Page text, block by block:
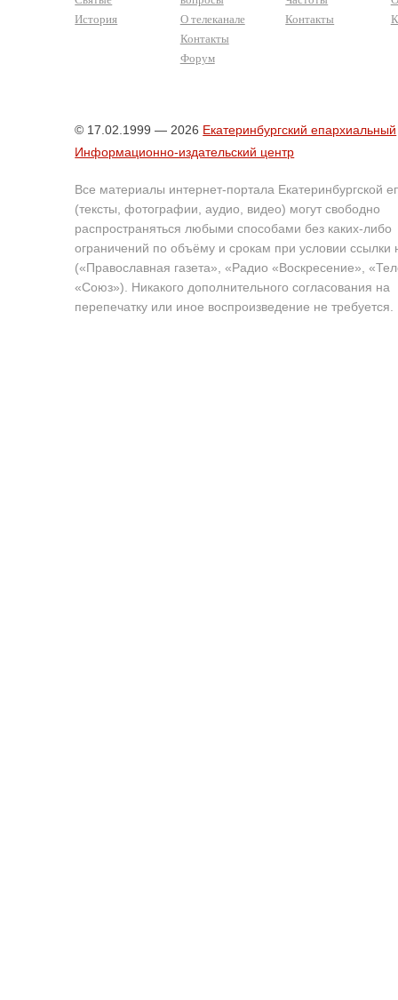
История
О телеканале
Контакты
Форум
Контакты
© 17.02.1999 — 2026 Екатеринбургский епархиальный
Информационно-издательский центр
Все материалы интернет-портала Екатеринбургской
(тексты, фотографии, аудио, видео) могут свободно
распространяться любыми способами без каких-либо
ограничений по объёму и срокам при условии ссылки
(«Православная газета», «Радио «Воскресение»,
«Союз»). Никакого дополнительного согласования на
перепечатку или иное воспроизведение не требуется.